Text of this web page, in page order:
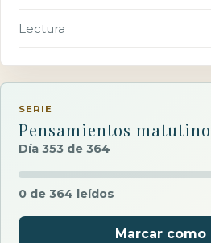
Lectura
SERIE
Pensamientos
Día 353 de 364
0 de 364 leídos
Marcar